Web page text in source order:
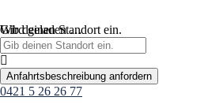
Wird geladen …
Gib deinen Standort ein.
Anfahrtsbeschreibung anfordern
0421 5 26 26 77